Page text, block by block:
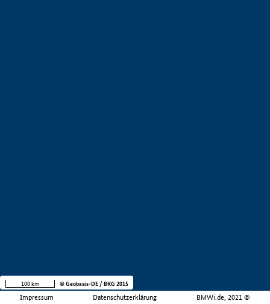
Impressum Datenschutzerklärung BMWi.de, 2021 ©
100 km © Geobasis-DE / BKG 2015